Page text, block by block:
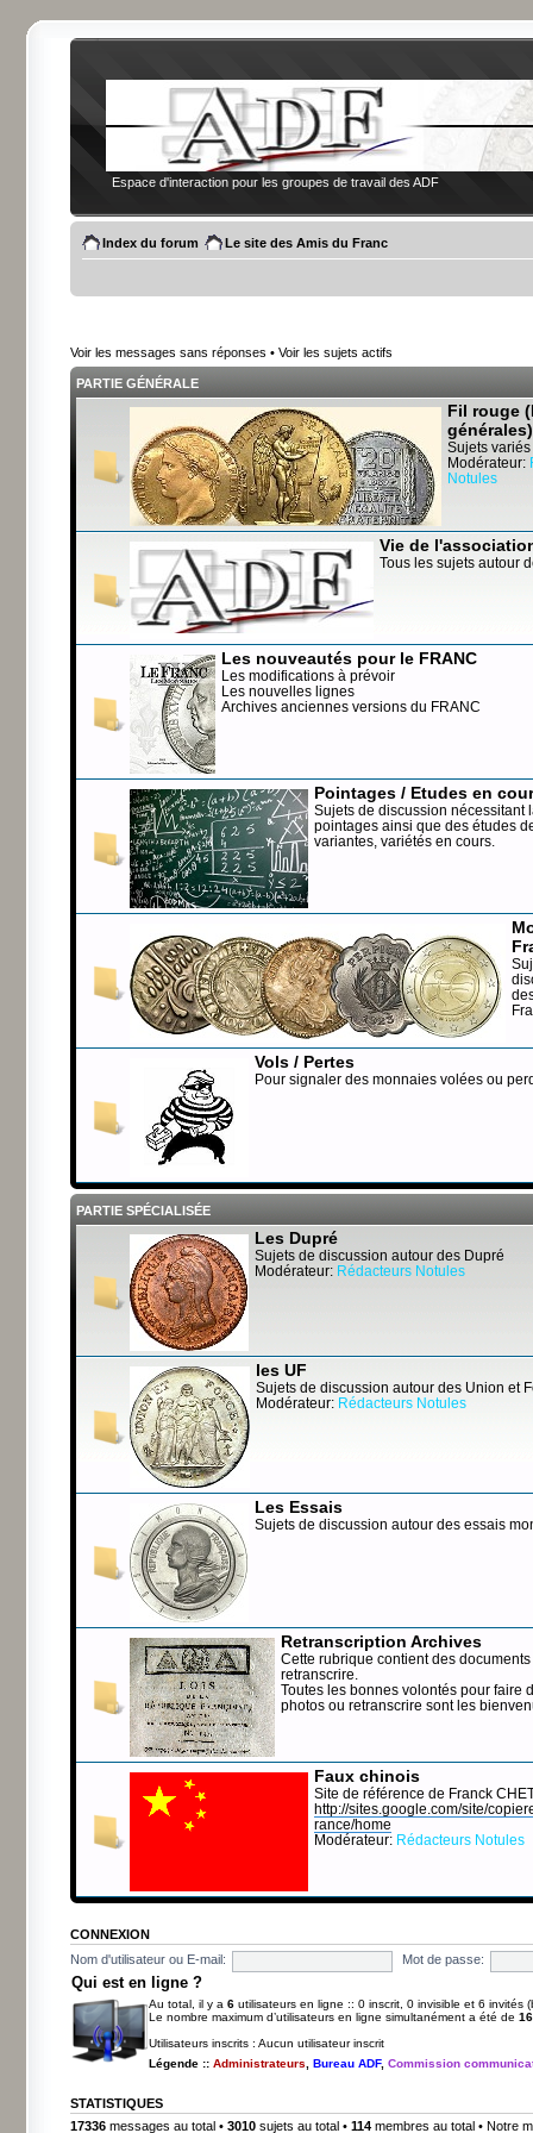
Espace d'interaction pour les groupes de travail des ADF
Index du forum Le site des Amis du Franc
Voir les messages sans réponses • Voir les sujets actifs
PARTIE GÉNÉRALE
Fil rouge
générales)
Sujets variés
Modérateur:
Notules
Vie de
Tous les sujets autour
Les nouveautés pour le FRANC
Les modifications à prévoir
Les nouvelles lignes
Archives anciennes versions du FRANC
Pointages / Etudes en
Sujets de discussion nécessitant
pointages ainsi que des études
variantes, variétés en cours.
Vols / Pertes
Pour signaler des monnaies volées ou
PARTIE SPÉCIALISÉE
Les Dupré
Sujets de discussion autour des Dupré
Modérateur: Rédacteurs Notules
les UF
Sujets de discussion autour des Union et
Modérateur: Rédacteurs Notules
Les Essais
Sujets de discussion autour des essais
Retranscription Archives
Cette rubrique contient des
retranscrire.
Toutes les bonnes volontés pour faire
photos ou retranscrire sont les
Faux chinois
Site de référence de Franck
http://sites.google.com/site/
rance/home
Modérateur: Rédacteurs Notules
CONNEXION
Nom d'utilisateur ou E-mail:
Mot de passe:
Qui est en ligne ?
Au total, il y a 6 utilisateurs en ligne :: 0 inscrit, 0 invisible et 6 invités
Le nombre maximum d’utilisateurs en ligne simultanément a été de
Utilisateurs inscrits : Aucun utilisateur inscrit
Légende :: Administrateurs Bureau ADF, Commission
STATISTIQUES
17336 messages au total • 3010 sujets au total • 114 membres au total • Notre